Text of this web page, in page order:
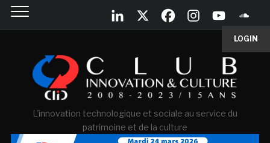
LOGIN
L'innovation technologique et sociale au service du
patrimoine et de la culture